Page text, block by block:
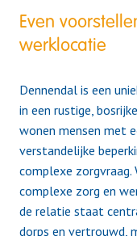
Even
werklocatie
Dennendal is een
in een rustige,
wonen mensen met
verstandelijke
complexe
complexe zorg en
de relatie staat
dorps en vertrouwd,